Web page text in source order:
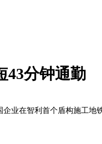
43分钟通勤
在智利首个盾构施工地